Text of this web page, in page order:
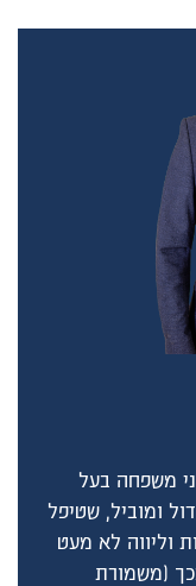
משפחה בעל
ומוביל, שטיפל
וליווה לא מעט
(משמורת